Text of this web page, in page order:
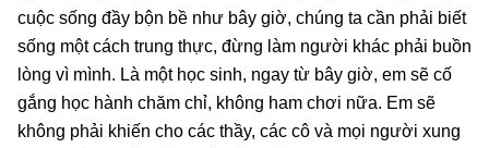
cuộc sống đầy bộn bề như bây giờ, chúng ta cần phải biết
sống một cách trung thực, đừng làm người khác phải buồn
lòng vì mình. Là một học sinh, ngay từ bây giờ, em sẽ cố
gắng học hành chăm chỉ, không ham chơi nữa. Em sẽ
không phải khiến cho các thầy, các cô và mọi người xung